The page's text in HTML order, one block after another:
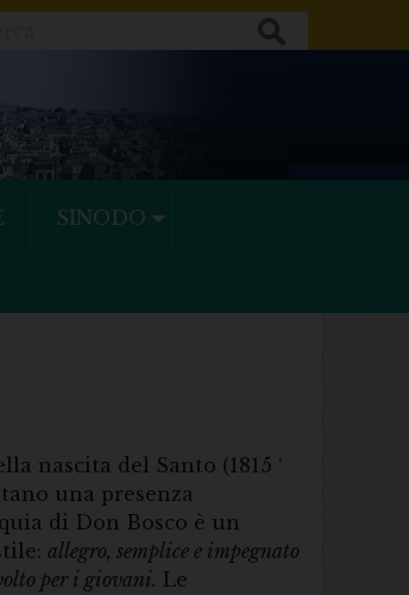
SINODO
nascita del Santo (1815 ‘
una presenza
di Don Bosco è un
allegro, semplice e impegnato
per i giovani. Le